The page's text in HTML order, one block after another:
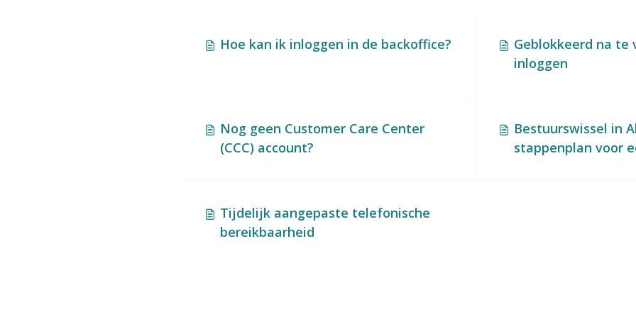
Hoe kan ik inloggen in de backoffice?
Geblokkeerd na te
inloggen
Nog geen Customer Care Center
(CCC) account?
Bestuurswissel in
stappenplan voor
Tijdelijk aangepaste telefonische
bereikbaarheid